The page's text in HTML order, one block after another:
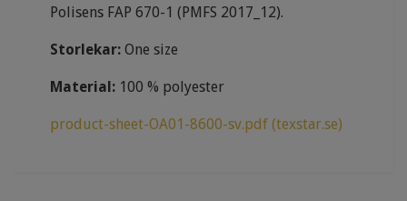
Polisens FAP 670-1 (PMFS 2017_12).
Storlekar: One size
Material: 100 % polyester
product-sheet-OA01-8600-sv.pdf (texstar.se)